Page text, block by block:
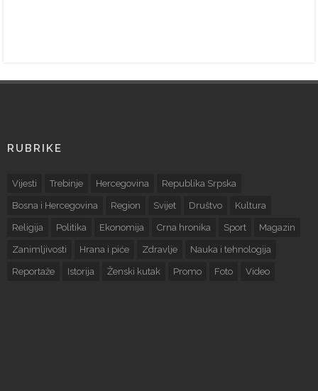
RUBRIKE
Vijesti Trebinje Hercegovina Republika Srpska
Bosna i Hercegovina Region Svijet Društvo Kultura
Religija Politika Ekonomija Crna hronika Sport Magazin
Zanimljivosti Hrana i piće Zdravlje Nauka i tehnologija
Reportaže Istorija Ženski kutak Promo Foto Video